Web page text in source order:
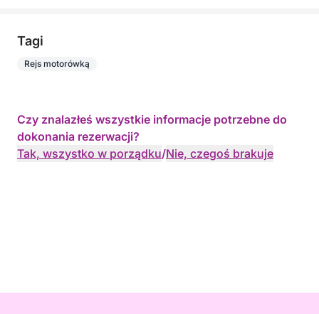
Tagi
Rejs motorówką
Czy znalazłeś wszystkie informacje potrzebne do
dokonania rezerwacji?
Tak, wszystko w porządku/Nie, czegoś brakuje